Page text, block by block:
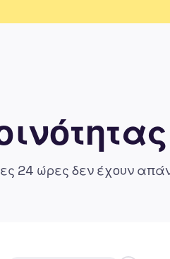
24 ώρες δεν έχουν